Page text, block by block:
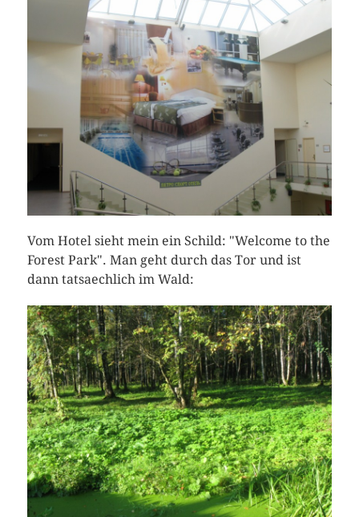
Vom Hotel sieht mein ein Schild: "Welcome to the
Forest Park". Man geht durch das Tor und ist
dann tatsaechlich im Wald: